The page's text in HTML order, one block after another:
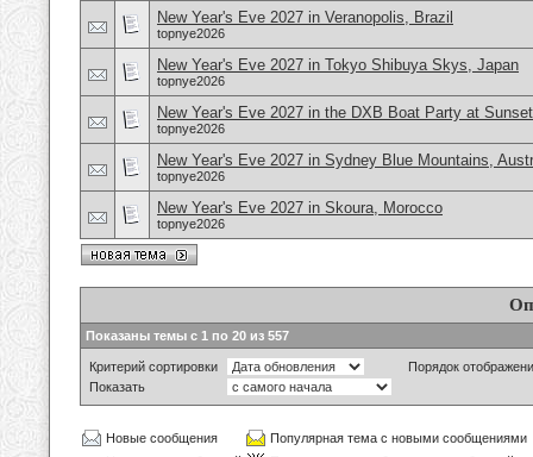
New Year's Eve 2027 in Veranopolis, Brazil
topnye2026
New Year's Eve 2027 in Tokyo Shibuya Skys, Japan
topnye2026
New Year's Eve 2027 in the DXB Boat Party at
topnye2026
New Year's Eve 2027 in Sydney Blue Mountains,
topnye2026
New Year's Eve 2027 in Skoura, Morocco
topnye2026
Показаны темы с 1 по 20 из 557
Критерий сортировки
Порядок
Показать
Новые сообщения
Популярная тема с новыми сообщениями